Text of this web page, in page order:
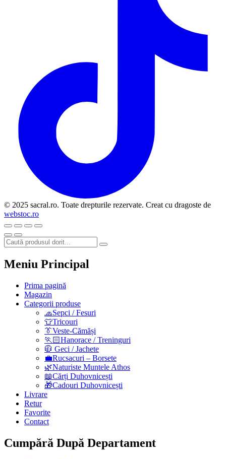
© 2025 sacral.ro. Toate drepturile rezervate. Creat cu dragoste de
webstoc.ro
Meniu Principal
Prima pagină
Magazin
Categorii produse
🧢Sepci / Fesuri
👕Tricouri
👔Veste-Cămăși
🏃🏻Hanorace / Treninguri
🧥 Geci / Jachete
💼Rucsacuri – Borsete
🌿Naturiste Muntele Athos
📖Cărți Duhovnicești
🎁Cadouri Duhovnicești
Livrare
Retur
Favorite
Contact
Cumpără După Departament